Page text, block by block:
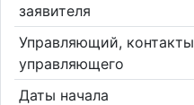
заявителя
Управляющий, контакты
управляющего
Даты начала